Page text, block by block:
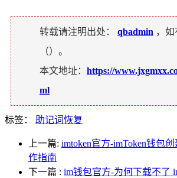
转载请注明出处： qbadmin ，
（）。
本文地址： https://
ml
标签： 助记词恢复
上一篇: imtoken官方-imToken钱包
作指南
下一篇 : im钱包官方-为何下载不了